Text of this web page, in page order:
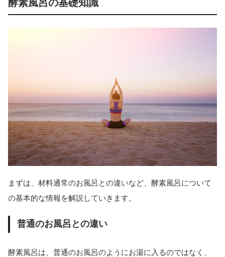
酵素風呂の基礎知識
まずは、材料通常のお風呂との違いなど、酵素風呂について
の基本的な情報を解説していきます。
普通のお風呂との違い
酵素風呂は、普通のお風呂のようにお湯に入るのではなく、